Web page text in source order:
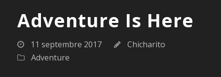
Adventure Is Here
11 septembre 2017
Chicharito
Adventure